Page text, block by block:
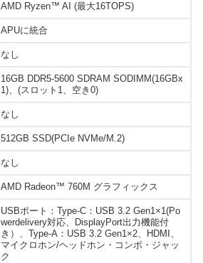
AMD Ryzen™ AI (最大16TOPS)
APUに統合
なし
16GB DDR5-5600 SDRAM SODIMM(16GBx
1)、(スロット1、空き0)
なし
512GB SSD(PCIe NVMe/M.2)
なし
AMD Radeon™ 760M グラフィックス
USBポート：Type-C：USB 3.2 Gen1×1(Po
werdelivery対応、DisplayPort出力機能付
き）、Type-A：USB 3.2 Gen1×2、HDMI、
マイクロホン/ヘッドホン・コンボ・ジャッ
ク